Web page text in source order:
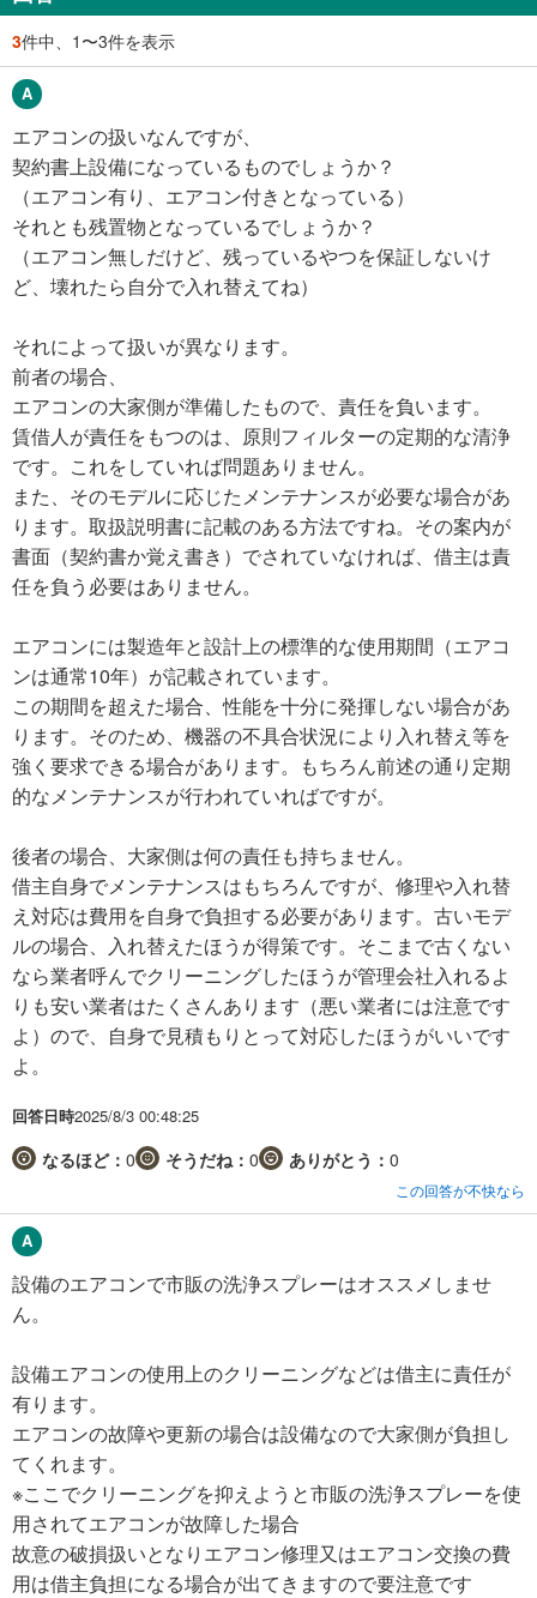
3件中、1〜3件を表示
エアコンの扱いなんですが、
契約書上設備になっているものでしょうか？
（エアコン有り、エアコン付きとなっている）
それとも残置物となっているでしょうか？
（エアコン無しだけど、残っているやつを保証しないけ
ど、壊れたら自分で入れ替えてね）
それによって扱いが異なります。
前者の場合、
エアコンの大家側が準備したもので、責任を負います。
賃借人が責任をもつのは、原則フィルターの定期的な清浄
です。これをしていれば問題ありません。
また、そのモデルに応じたメンテナンスが必要な場合があ
ります。取扱説明書に記載のある方法ですね。その案内が
書面（契約書か覚え書き）でされていなければ、借主は責
任を負う必要はありません。
エアコンには製造年と設計上の標準的な使用期間（エアコ
ンは通常10年）が記載されています。
この期間を超えた場合、性能を十分に発揮しない場合があ
ります。そのため、機器の不具合状況により入れ替え等を
強く要求できる場合があります。もちろん前述の通り定期
的なメンテナンスが行われていればですが。
後者の場合、大家側は何の責任も持ちません。
借主自身でメンテナンスはもちろんですが、修理や入れ替
え対応は費用を自身で負担する必要があります。古いモデ
ルの場合、入れ替えたほうが得策です。そこまで古くない
なら業者呼んでクリーニングしたほうが管理会社入れるよ
りも安い業者はたくさんあります（悪い業者には注意です
よ）ので、自身で見積もりとって対応したほうがいいです
よ。
回答日時2025/8/3 00:48:25
なるほど： 0 そうだね： 0 ありがとう： 0
この回答が不快なら
設備のエアコンで市販の洗浄スプレーはオススメしませ
ん。
設備エアコンの使用上のクリーニングなどは借主に責任が
有ります。
エアコンの故障や更新の場合は設備なので大家側が負担し
てくれます。
※ここでクリーニングを抑えようと市販の洗浄スプレーを使
用されてエアコンが故障した場合
故意の破損扱いとなりエアコン修理又はエアコン交換の費
用は借主負担になる場合が出てきますので要注意です